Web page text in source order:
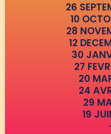
26
10
28
12
30
27
20
24
29
19